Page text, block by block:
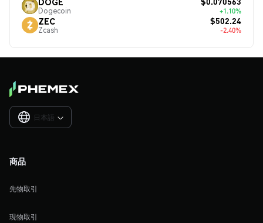
Dogecoin +1.10%
ZEC
Zcash
$502.24
-2.40%
日本語 
商品
先物取引
現物取引